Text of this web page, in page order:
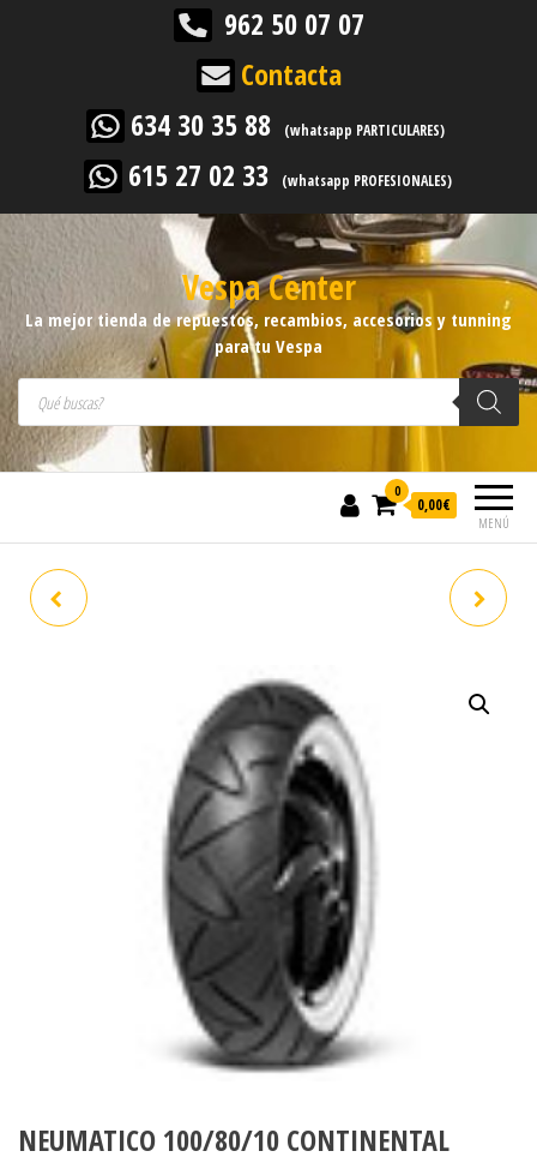
962 50 07 07
Contacta
634 30 35 88
(whatsapp PARTICULARES)
615 27 02 33 (whatsapp PROFESIONALES)
Vespa Center
La mejor tienda de repuestos, recambios, accesorios y tunning
para tu Vespa
Búsqueda de productos
MENÚ
0
0,00€
NEUMATICO 100/80/10 CONTINENTAL